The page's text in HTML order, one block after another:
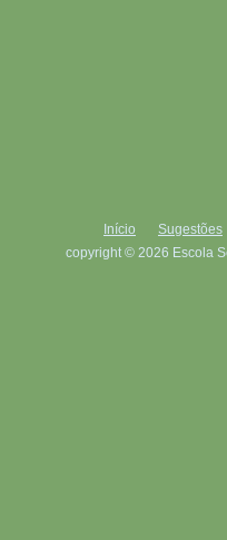
Início
Sugestões
copyright © 2026 Escola